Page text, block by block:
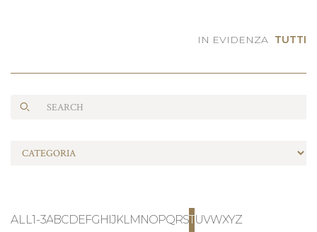
IN EVIDENZA TUTTI
ALL1-3ABCDEFGHIJKLMNOPQRSTUVWXYZ